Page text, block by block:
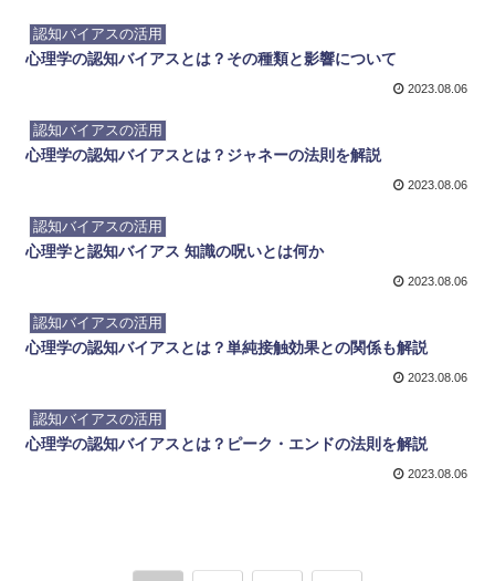
認知バイアスの活用
心理学の認知バイアスとは？その種類と影響について
2023.08.06
認知バイアスの活用
心理学の認知バイアスとは？ジャネーの法則を解説
2023.08.06
認知バイアスの活用
心理学と認知バイアス 知識の呪いとは何か
2023.08.06
認知バイアスの活用
心理学の認知バイアスとは？単純接触効果との関係も解説
2023.08.06
認知バイアスの活用
心理学の認知バイアスとは？ピーク・エンドの法則を解説
2023.08.06